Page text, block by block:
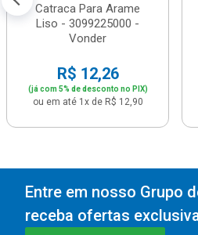
Catraca Para Arame
Liso - 3099225000 -
Vonder
R$ 12,26
(já com 5% de desconto no PIX)
ou em até 1x de R$ 12,90
Entre em nosso Grupo
receba ofertas